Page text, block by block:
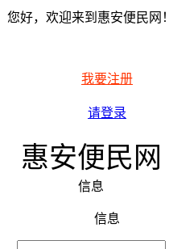
您好，欢迎来到惠安便民网！
我要注册
请登录
惠安便民网
信息
信息